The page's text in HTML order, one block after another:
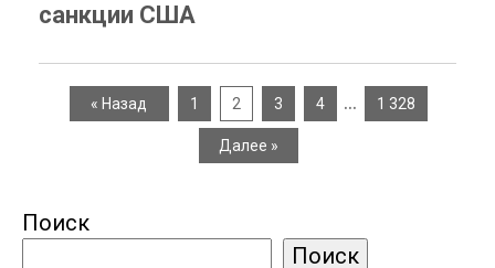
санкции США
« Назад 1 2 3 4 … 1 328
Далее »
Поиск
Поиск